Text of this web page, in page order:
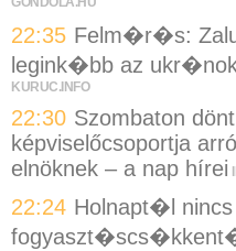
22:35 Felm�r�s:
legink�bb az
KURUC.INFO
22:30 Szombaton
képviselőcsoportja
elnöknek – a nap hírei
22:24 Holnapt�l